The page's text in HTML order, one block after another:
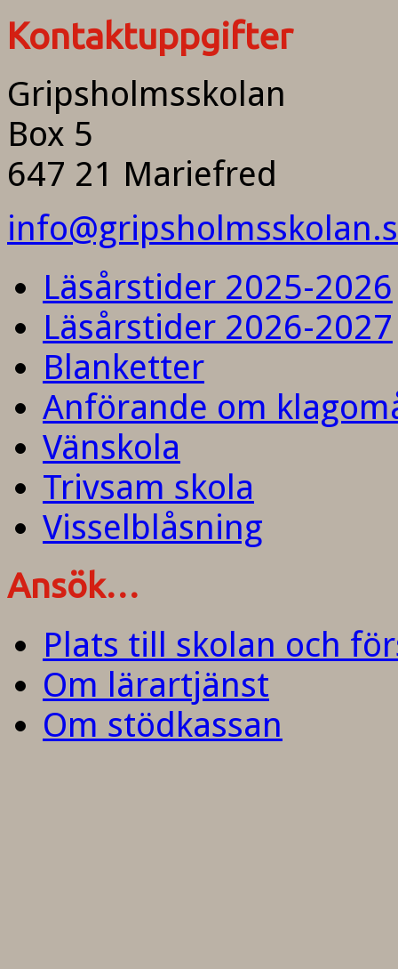
Kontaktuppgifter
Gripsholmsskolan
Box 5
647 21 Mariefred
Läsårstider 2025-2026
Läsårstider 2026-2027
Blanketter
Anförande om
Vänskola
Trivsam skola
Visselblåsning
Ansök…
Plats till skolan och
Om lärartjänst
Om stödkassan